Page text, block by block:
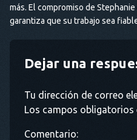
más. El compromiso de
garantiza que su trabajo sea
Dejar una
Tu dirección de correo
Los campos
Comentario: